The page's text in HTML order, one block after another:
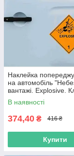
Наклейка
на автомобіль
вантажі. Explosive.
Вибухові речовини"
В наявності
374,40 ₴ 416 ₴
Купити